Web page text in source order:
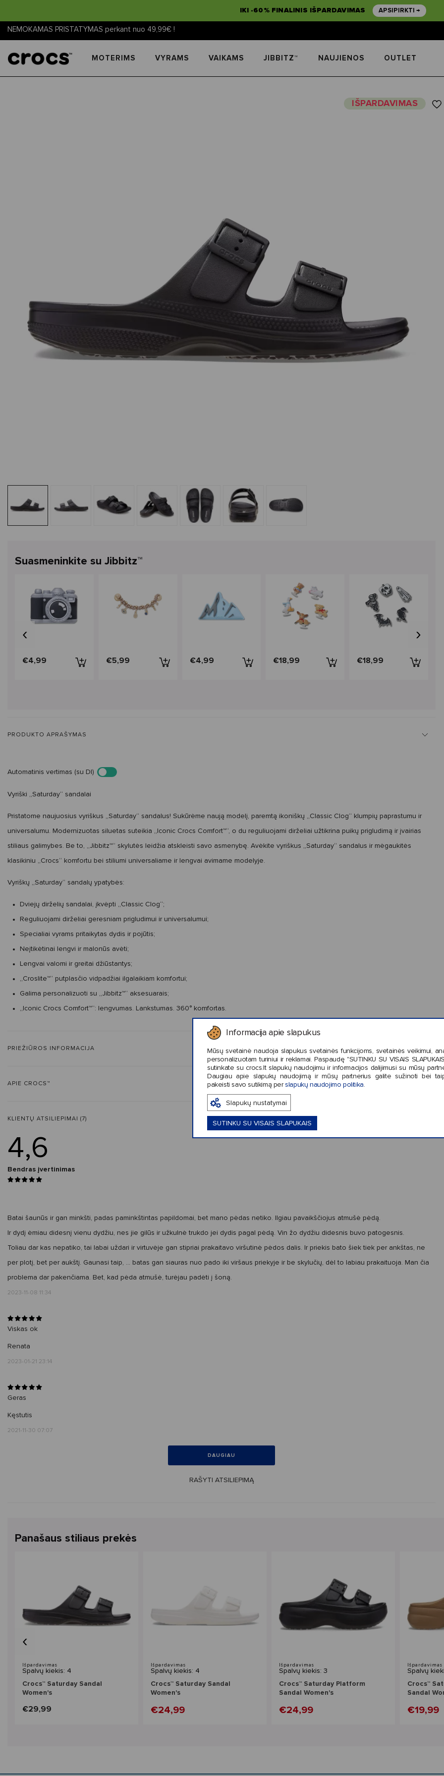
IKI -60% FINALINIS IŠPARDAVIMAS APSIPIRKTI →
NEMOKAMAS PRISTATYMAS perkant nuo 49,99€ !
MOTERIMS VYRAMS VAIKAMS JIBBITZ™ NAUJIENOS OUTLET
Informacija apie slapukus
Mūsų svetainė naudoja slapukus svetainės funkcijoms, svetainės veikimui,
personalizuotam turiniui ir reklamai. Paspaudę "SUTINKU SU VISAIS
sutinkate su crocs.lt slapukų naudojimu ir informacijos dalijimusi su mūsų
Daugiau apie slapukų naudojimą ir mūsų partnerius galite sužinoti bei
pakeisti savo sutikimą per slapukų naudojimo politika.
Slapukų nustatymai
SUTINKU SU VISAIS SLAPUKAIS
IŠPARDAVIMAS
Suasmeninkite su Jibbitz™
€4,99 €5,99 €4,99 €18,99 €18,99
‹ ›
PRODUKTO APRAŠYMAS
Automatinis vertimas (su DI)
Vyriški „Saturday“ sandalai
Pristatome naujuosius vyriškus „Saturday“ sandalus! Sukūrėme naują modelį, paremtą ikoniškų „Classic Clog“ klumpių paprastumu ir
universalumu. Modernizuotas siluetas suteikia „Iconic Crocs Comfort™“, o du reguliuojami dirželiai užtikrina puikų prigludimą ir įvairias
stiliaus galimybes. Be to, „Jibbitz™“ skylutės leidžia atskleisti savo asmenybę. Avėkite vyriškus „Saturday“ sandalus ir mėgaukitės
klasikiniu „Crocs“ komfortu bei stiliumi universaliame ir lengvai avimame modelyje.
Vyriškų „Saturday“ sandalų ypatybės:
Dviejų dirželių sandalai, įkvėpti „Classic Clog“;
Reguliuojami dirželiai geresniam prigludimui ir universalumui;
Specialiai vyrams pritaikytas dydis ir pojūtis;
Neįtikėtinai lengvi ir malonūs avėti;
Lengvai valomi ir greitai džiūstantys;
„Croslite™“ putplasčio vidpadžiai ilgalaikiam komfortui;
Galima personalizuoti su „Jibbitz™“ aksesuarais;
„Iconic Crocs Comfort™“: lengvumas. Lankstumas. 360° komfortas.
PRIEŽIŪROS INFORMACIJA
APIE CROCS™
KLIENTŲ ATSILIEPIMAI (7)
4,6
Bendras įvertinimas
Batai šaunūs ir gan minkšti, padas paminkštintas papildomai, bet mano pėdas netiko. Ilgiau pavaikščiojus atmušė pėdą.
Ir dydį ėmiau didesnį vienu dydžiu, nes jie gilūs ir užkulnė trukdo jei dydis pagal pėdą. Vin žo dydžiu didesnis buvo patogesnis.
Toliau dar kas nepatiko, tai labai uždari ir virtuvėje gan stipriai prakaitavo viršutinė pėdos dalis. Ir priekis bato šiek tiek per ankštas, ne
per plotį, bet per aukštį. Gaunasi taip, ... batas gan siauras nuo pado iki viršaus priekyje ir be skylučių, dėl to labiau prakaituoja. Man čia
problema dar pakenčiama. Bet, kad pėda atmušė, turėjau padėti į šoną.
2023-11-08 11:34
Viskas ok
Renata
2023-01-21 23:14
Geras
Kęstutis
2021-11-30 07:07
DAUGIAU
RAŠYTI ATSILIEPIMĄ
Panašaus stiliaus prekės
Išpardavimas
Spalvų kiekis: 4
Crocs™ Saturday Sandal
Women's
€29,99
Išpardavimas
Spalvų kiekis: 4
Crocs™ Saturday Sandal
Women's
€24,99
Išpardavimas
Spalvų kiekis: 3
Crocs™ Saturday Platform
Sandal Women's
€24,99
Išpardavimas
Spalvų
Crocs™
Sandal
€19,99
‹